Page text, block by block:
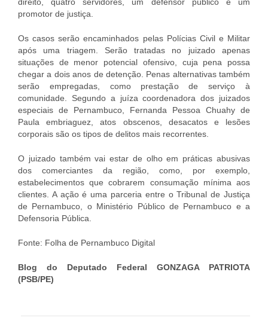
promotor de justiça.
Os casos serão encaminhados pelas Polícias Civil e Militar
após uma triagem. Serão tratadas no juizado apenas
situações de menor potencial ofensivo, cuja pena possa
chegar a dois anos de detenção. Penas alternativas também
serão empregadas, como prestação de serviço à
comunidade. Segundo a juíza coordenadora dos juizados
especiais de Pernambuco, Fernanda Pessoa Chuahy de
Paula embriaguez, atos obscenos, desacatos e lesões
corporais são os tipos de delitos mais recorrentes.
O juizado também vai estar de olho em práticas abusivas
dos comerciantes da região, como, por exemplo,
estabelecimentos que cobrarem consumação mínima aos
clientes. A ação é uma parceria entre o Tribunal de Justiça
de Pernambuco, o Ministério Público de Pernambuco e a
Defensoria Pública.
Fonte: Folha de Pernambuco Digital
Blog do Deputado Federal GONZAGA PATRIOTA
(PSB/PE)